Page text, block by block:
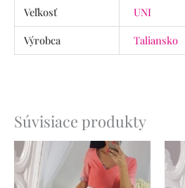
Veľkosť
UNI
Výrobca
Taliansko
Súvisiace produkty